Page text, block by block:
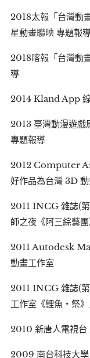
2018太報「台灣動
星動畫聯映 專題報
2018喀報「台灣動
導
2014 Kland App
2013 臺灣動漫遊戲
專題報導
2012 Computer
好作品為台灣 3D 動
2011 INCG 雜誌(
師之夜《阿三綜藝團
2011 Autodesk
動畫工作室
2011 INCG 雜誌(
工作室《鯉魚‧祭》
2010 新唐人電視台
2009 南台科技大